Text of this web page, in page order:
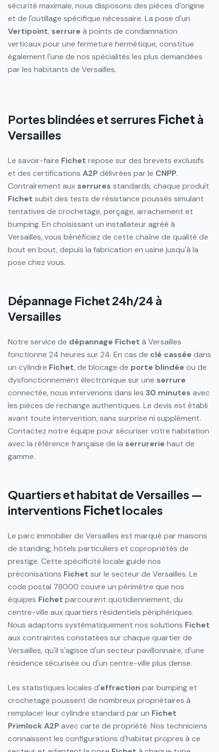
sécurité maximale, nous disposons des pièces d'origine
et de l'outillage spécifique nécessaire. La pose d'un
Vertipoint, serrure à points de condamnation
verticaux pour une fermeture hermétique, constitue
également l'une de nos spécialités les plus demandées
par les habitants de Versailles.
Portes blindées et serrures Fichet à
Versailles
Le savoir-faire Fichet repose sur des brevets exclusifs
et des certifications A2P délivrées par le CNPP.
Contrairement aux serrures standards, chaque produit
Fichet subit des tests de résistance poussés simulant
tentatives de crochetage, perçage, arrachement et
bumping. En choisissant un installateur agréé à
Versailles, vous bénéficiez de cette chaîne de qualité de
bout en bout, depuis la fabrication en usine jusqu'à la
pose chez vous.
Dépannage Fichet 24h/24 à
Versailles
Notre service de dépannage Fichet à Versailles
fonctionne 24 heures sur 24. En cas de clé cassée dans
un cylindre Fichet, de blocage de porte blindée ou de
dysfonctionnement électronique sur une serrure
connectée, nous intervenons dans les 30 minutes avec
les pièces de rechange authentiques. Le devis est établi
avant toute intervention, sans surprise ni supplément.
Contactez notre équipe pour sécuriser votre habitation
avec la référence française de la serrurerie haut de
gamme.
Quartiers et habitat deVersailles —
interventions Fichet locales
Le parc immobilier de Versailles est marqué par maisons
de standing, hôtels particuliers et copropriétés de
prestige. Cette spécificité locale guide nos
préconisations Fichet sur le secteur de Versailles. Le
code postal 78000 couvre un périmètre que nos
équipes Fichet parcourent quotidiennement, du
centre-ville aux quartiers résidentiels périphériques.
Nous adaptons systématiquement nos solutions Fichet
aux contraintes constatées sur chaque quartier de
Versailles, qu'il s'agisse d'un secteur pavillonnaire, d'une
résidence sécurisée ou d'un centre-ville plus dense.
Les statistiques locales d'effraction par bumping et
crochetage poussent de nombreux propriétaires à
remplacer leur cylindre standard par un Fichet
PrimlockA2P avec carte de propriété. Nos techniciens
connaissent les configurations d'habitat propres à ce